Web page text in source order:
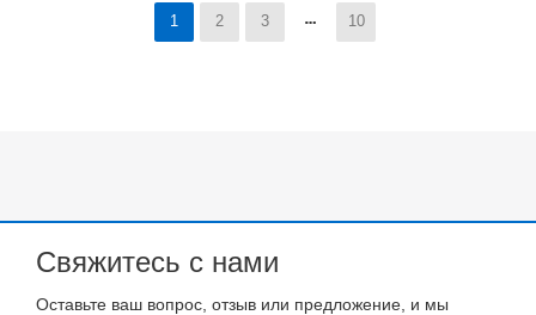
1 2 3 10
Свяжитесь с нами
Оставьте ваш вопрос, отзыв или предложение, и мы